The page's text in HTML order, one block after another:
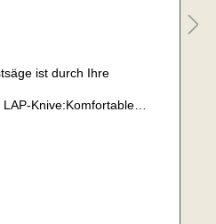
ist durch Ihre
Knive:Komfortable